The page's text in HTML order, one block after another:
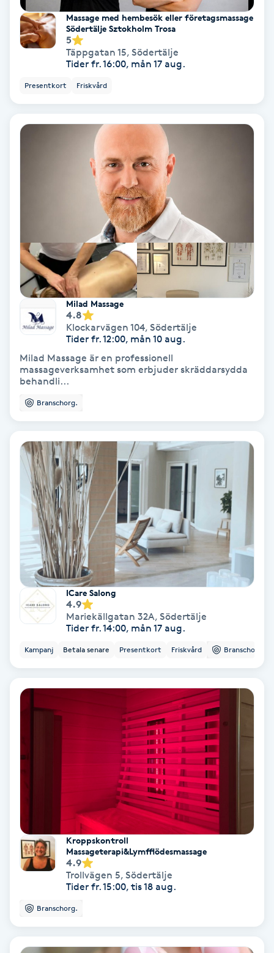
Skalpmassage
Skinbooster
Skäggtrimmning
Skönhet
Slingor
Spa
Spa-manikyr
Spa-pedikyr
Spraytan
Stylist
Sugaring
Svensk massage
Svettbehandling
Tuina-massage
Taktil massage
Tandblekning
Tatuering
Tatueringsborttagning
Terapi
Thaimassage
Massage med hembesök eller företagsmassage
Södertälje Sztokholm Trosa
5
Täppgatan 15, Södertälje
Tider fr. 16:00, mån 17 aug.
Presentkort Friskvård
Milad Massage
4.8
Klockarvägen 104, Södertälje
Tider fr. 12:00, mån 10 aug.
Milad Massage är en professionell
massageverksamhet som erbjuder skräddarsydda
behandli...
Branschorg.
ICare Salong
4.9
Mariekällgatan 32A, Södertälje
Tider fr. 14:00, mån 17 aug.
Kampanj Betala senare Presentkort Friskvård Branschorg.
Kroppskontroll
Massageterapi&Lymfflödesmassage
4.9
Trollvägen 5, Södertälje
Tider fr. 15:00, tis 18 aug.
Branschorg.